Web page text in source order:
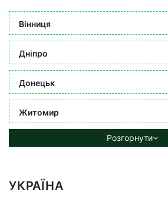
Вінниця
Дніпро
Донецьк
Житомир
Розгорнути
УКРАЇНА